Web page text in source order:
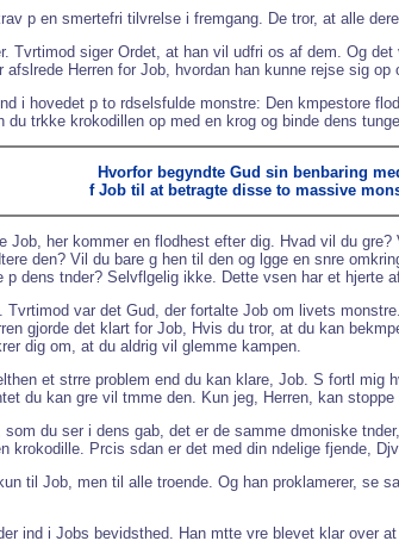
p en smertefri tilvrelse i fremgang. De tror, at alle
Tvrtimod siger Ordet, at han vil udfri os af dem. Og
Herren for Job, hvordan han kunne rejse sig op
i hovedet p to rdselsfulde monstre: Den kmpestore
trkke krokodillen op med en krog og binde dens
Hvorfor begyndte Gud sin benbaring
f Job til at betragte disse to massive
Job, her kommer en flodhest efter dig. Hvad vil du
den? Vil du bare g hen til den og lgge en snre
dens tnder? Selvflgelig ikke. Dette vsen har et hjerte
var det Gud, der fortalte Job om livets
gjorde det klart for Job, Hvis du tror, at du kan
dig om, at du aldrig vil glemme kampen.
et strre problem end du kan klare, Job. S fortl
du kan gre vil tmme den. Kun jeg, Herren, kan
du ser i dens gab, det er de samme dmoniske
krokodille. Prcis sdan er det med din ndelige fjende,
til Job, men til alle troende. Og han proklamerer, se
ind i Jobs bevidsthed. Han mtte vre blevet klar over